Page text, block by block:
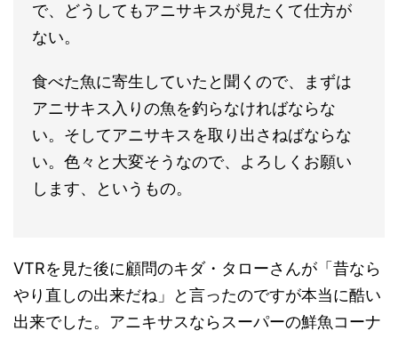
で、どうしてもアニサキスが見たくて仕方が
ない。
食べた魚に寄生していたと聞くので、まずは
アニサキス入りの魚を釣らなければならな
い。そしてアニサキスを取り出さねばならな
い。色々と大変そうなので、よろしくお願い
します、というもの。
VTRを見た後に顧問のキダ・タローさんが「昔なら
やり直しの出来だね」と言ったのですが本当に酷い
出来でした。アニキサスならスーパーの鮮魚コーナ